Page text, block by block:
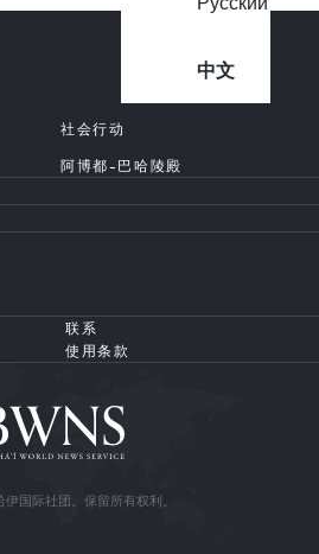
中文
社会行动
阿博都-巴哈陵殿
联系
使用条款
国际社团。保留所有权利。